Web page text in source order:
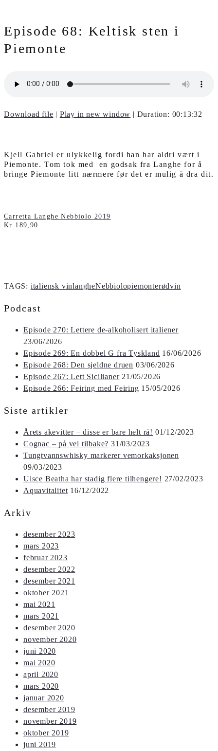
Episode 68: Keltisk sten i
Piemonte
Download file | Play in new window | Duration: 00:13:32
Kjell Gabriel er ulykkelig fordi han har aldri vært i
Piemonte. Tom tok med en godsak fra Langhe for å
bringe Piemonte litt nærmere før det er mulig å dra dit.
Carretta Langhe Nebbiolo 2019
Kr 189,90
TAGS: italiensk vinlangheNebbiolopiemonterødvin
Podcast
Episode 270: Lettere de-alkoholisert italiener
23/06/2026
Episode 269: En dobbel G fra Tyskland 16/06/2026
Episode 268: Den sjeldne druen 03/06/2026
Episode 267: Lett Sicilianer 21/05/2026
Episode 266: Feiring med Feiring 15/05/2026
Siste artikler
Årets akevitter – disse er bare helt rå! 01/12/2023
Cognac – på vei tilbake? 31/03/2023
Tungtvannswhisky markerer vemorkaksjonen
09/03/2023
Uisce Beatha har stadig flere tilhengere! 27/02/2023
Aquavitalitet 16/12/2022
Arkiv
desember 2023
mars 2023
februar 2023
desember 2022
desember 2021
oktober 2021
mai 2021
mars 2021
desember 2020
november 2020
juni 2020
mai 2020
april 2020
mars 2020
januar 2020
desember 2019
november 2019
oktober 2019
juni 2019